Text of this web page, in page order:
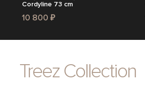
Cordyline 73 cm
10 800 ₽
Treez Collection